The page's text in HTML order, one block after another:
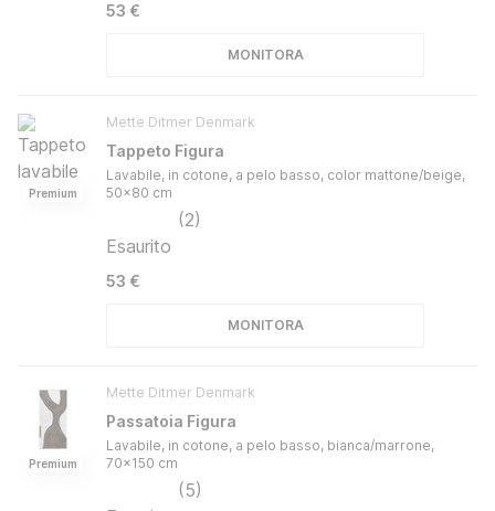
53 €
MONITORA
Premium
Mette Ditmer Denmark
Tappeto Figura
Lavabile, in cotone, a pelo basso, color mattone/beige,
50x80 cm
(2)
Esaurito
53 €
MONITORA
Premium
Mette Ditmer Denmark
Passatoia Figura
Lavabile, in cotone, a pelo basso, bianca/marrone,
70x150 cm
(5)